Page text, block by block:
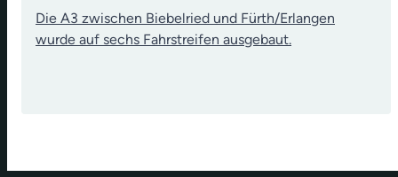
Die A3 zwischen Biebelried und Fürth/Erlangen
wurde auf sechs Fahrstreifen ausgebaut.